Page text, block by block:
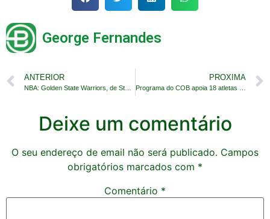
George Fernandes
ANTERIOR PROXIMA
Deixe um comentário
O seu endereço de email não será publicado. Campos
obrigatórios marcados com *
Comentário *